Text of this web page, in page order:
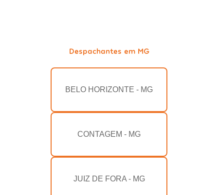
Despachantes em MG
BELO HORIZONTE - MG
CONTAGEM - MG
JUIZ DE FORA - MG